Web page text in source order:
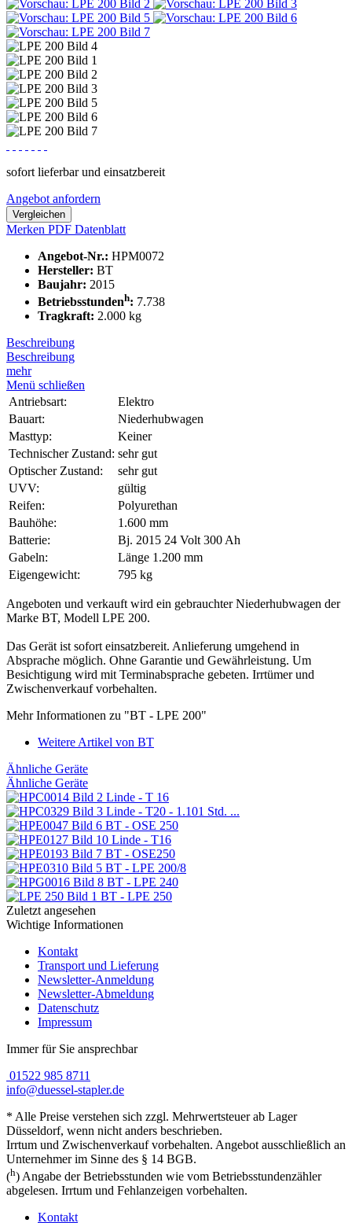
sofort lieferbar und einsatzbereit
Angebot anfordern
Vergleichen
Merken PDF Datenblatt
Angebot-Nr.: HPM0072
Hersteller: BT
Baujahr: 2015
Betriebsstundenh: 7.738
Tragkraft: 2.000 kg
Beschreibung
Beschreibung
mehr
Menü schließen
Antriebsart:
Elektro
Bauart:
Niederhubwagen
Masttyp:
Keiner
Technischer Zustand: sehr gut
Optischer Zustand:
sehr gut
UVV:
gültig
Reifen:
Polyurethan
Bauhöhe:
1.600 mm
Batterie:
Bj. 2015 24 Volt 300 Ah
Gabeln:
Länge 1.200 mm
Eigengewicht:
795 kg
Angeboten und verkauft wird ein gebrauchter Niederhubwagen der
Marke BT, Modell LPE 200.
Das Gerät ist sofort einsatzbereit. Anlieferung umgehend in
Absprache möglich. Ohne Garantie und Gewährleistung. Um
Besichtigung wird mit Terminabsprache gebeten. Irrtümer und
Zwischenverkauf vorbehalten.
Mehr Informationen zu "BT - LPE 200"
Weitere Artikel von BT
Ähnliche Geräte
Ähnliche Geräte
Linde - T 16
Linde - T20 - 1.101 Std. ...
BT - OSE 250
Linde - T16
BT - OSE250
BT - LPE 200/8
BT - LPE 240
BT - LPE 250
Zuletzt angesehen
Wichtige Informationen
Kontakt
Transport und Lieferung
Newsletter-Anmeldung
Newsletter-Abmeldung
Datenschutz
Impressum
Immer für Sie ansprechbar
01522 985 8711
info@duessel-stapler.de
* Alle Preise verstehen sich zzgl. Mehrwertsteuer ab Lager
Düsseldorf, wenn nicht anders beschrieben.
Irrtum und Zwischenverkauf vorbehalten. Angebot ausschließlich an
Unternehmer im Sinne des § 14 BGB.
(h) Angabe der Betriebsstunden wie vom Betriebsstundenzähler
abgelesen. Irrtum und Fehlanzeigen vorbehalten.
Kontakt